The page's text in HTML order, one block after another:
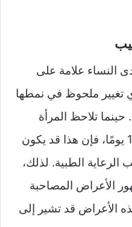
النساء علامة على
تغيير ملحوظ في نمطها
تلاحظ المرأة
المتزوجة نزول الدورة بعد 18 يومًا، فإن هذا قد يكون
الطبية. لذلك،
الأعراض المصاحبة
الأعراض قد تشير إلى